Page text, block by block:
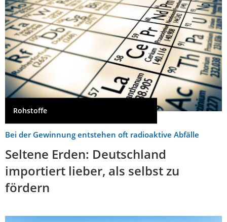
Rohstoffe
Bei der Gewinnung entstehen oft radioaktive Abfälle
Seltene Erden: Deutschland
importiert lieber, als selbst zu
fördern